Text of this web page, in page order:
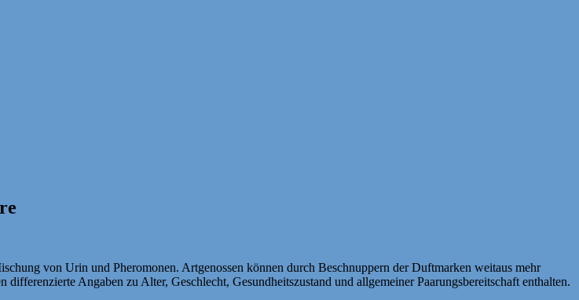
von Urin und Pheromonen. Artgenossen können durch Beschnuppern der Duftmarken weitaus mehr
Angaben zu Alter, Geschlecht, Gesundheitszustand und allgemeiner Paarungsbereitschaft enthalten.